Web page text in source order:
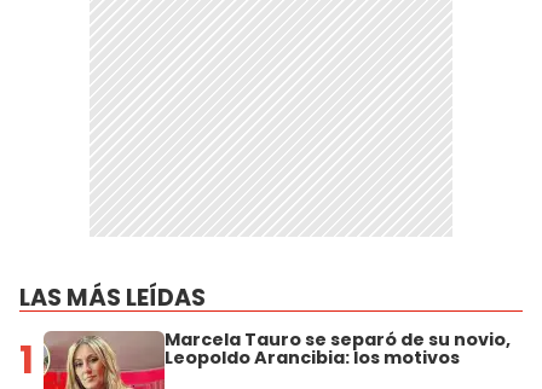
LAS MÁS LEÍDAS
1 Marcela Tauro se separó de su novio,
Leopoldo Arancibia: los motivos